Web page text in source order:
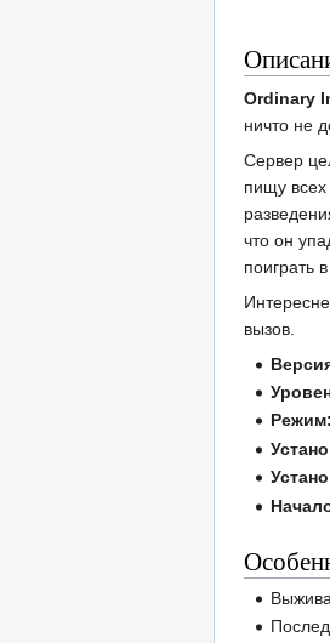
Ordinary
ничто не
Сервер
пищу
что он
поиграть
вызов.
Режим: